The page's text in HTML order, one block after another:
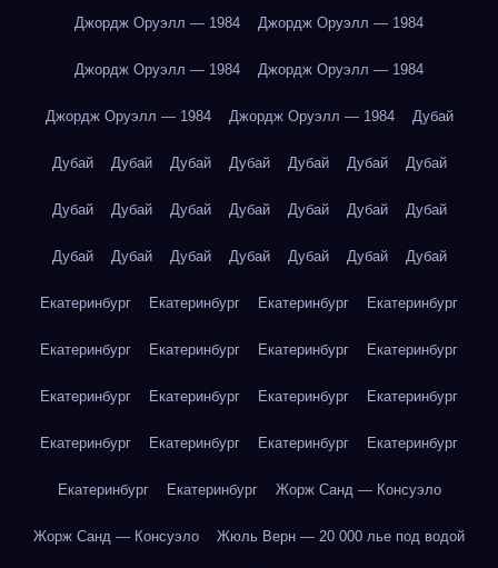
Джордж Оруэлл — 1984 Джордж Оруэлл — 1984
Джордж Оруэлл — 1984 Джордж Оруэлл — 1984
Джордж Оруэлл — 1984 Джордж Оруэлл — 1984 Дубай
Дубай Дубай Дубай Дубай Дубай Дубай Дубай
Дубай Дубай Дубай Дубай Дубай Дубай Дубай
Дубай Дубай Дубай Дубай Дубай Дубай Дубай
Екатеринбург Екатеринбург Екатеринбург Екатеринбург
Екатеринбург Екатеринбург Екатеринбург Екатеринбург
Екатеринбург Екатеринбург Екатеринбург Екатеринбург
Екатеринбург Екатеринбург Екатеринбург Екатеринбург
Екатеринбург Екатеринбург Жорж Санд — Консуэло
Жорж Санд — Консуэло Жюль Верн — 20 000 лье под водой